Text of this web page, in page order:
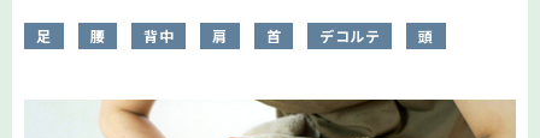
足 腰 背中 肩 首 デコルテ 頭